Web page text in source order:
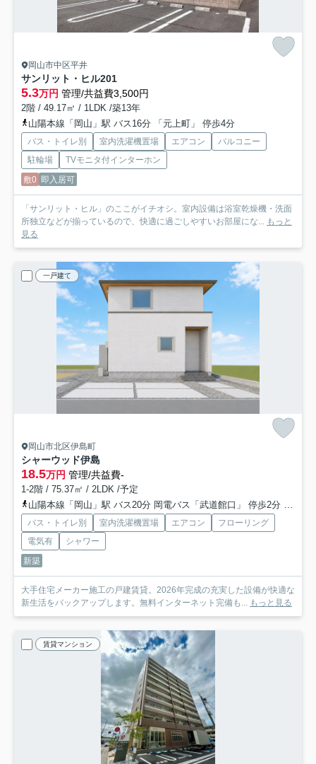
岡山市中区平井
サンリット・ヒル201
5.3万円 管理/共益費3,500円
2階 / 49.17㎡ / 1LDK /築13年
山陽本線「岡山」駅 バス16分 「元上町」 停歩4分
バス・トイレ別 室内洗濯機置場 エアコン
バルコニー
駐輪場
TVモニタ付インターホン
敷0 即入居可
「サンリット・ヒル」のここがイチオシ。室内設備は浴室乾燥機・洗面
所独立などが揃っているので、快適に過ごしやすいお部屋にな...
もっと
見る
一戸建て
岡山市北区伊島町
シャーウッド伊島
18.5万円 管理/共益費-
1-2階 / 75.37㎡ / 2LDK /予定
山陽本線「岡山」駅 バス20分 岡電バス「武道館口」 停歩2分
バス・トイレ別 室内洗濯機置場 エアコン
フローリング
電気有
シャワー
新築
大手住宅メーカー施工の戸建賃貸。2026年完成の充実した設備が快適な
新生活をバックアップします。無料インターネット完備も...
もっと見る
賃貸マンション